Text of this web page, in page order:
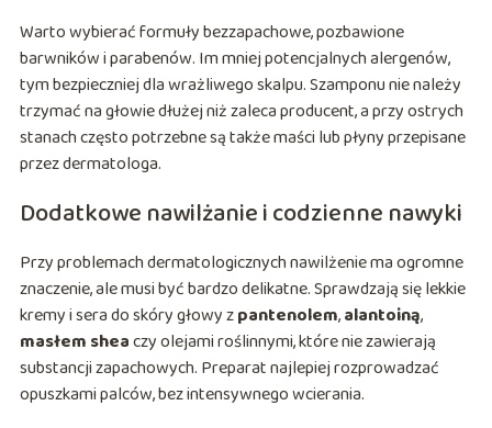
Warto wybierać formuły bezzapachowe, pozbawione
barwników i parabenów. Im mniej potencjalnych alergenów,
tym bezpieczniej dla wrażliwego skalpu. Szamponu nie należy
trzymać na głowie dłużej niż zaleca producent, a przy ostrych
stanach często potrzebne są także maści lub płyny przepisane
przez dermatologa.
Dodatkowe nawilżanie i codzienne nawyki
Przy problemach dermatologicznych nawilżenie ma ogromne
znaczenie, ale musi być bardzo delikatne. Sprawdzają się lekkie
kremy i sera do skóry głowy zpantenolem,alantoiną,
masłem sheaczy olejami roślinnymi, które nie zawierają
substancji zapachowych. Preparat najlepiej rozprowadzać
opuszkami palców, bez intensywnego wcierania.